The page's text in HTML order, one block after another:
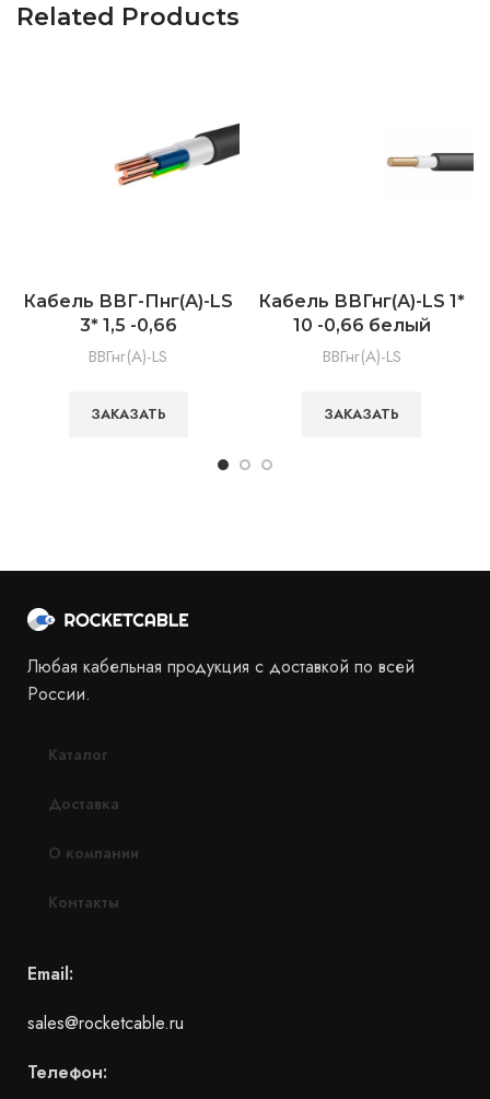
Related Products
Кабель ВВГ-Пнг(А)-LS
3* 1,5 -0,66
ВВГнг(А)-LS
ЗАКАЗАТЬ
Кабель ВВГнг(А)-LS 1*
10 -0,66 белый
ВВГнг(А)-LS
ЗАКАЗАТЬ
Любая кабельная продукция с доставкой по всей
России.
Каталог
Доставка
О компании
Контакты
Email:
sales@rocketcable.ru
Телефон: